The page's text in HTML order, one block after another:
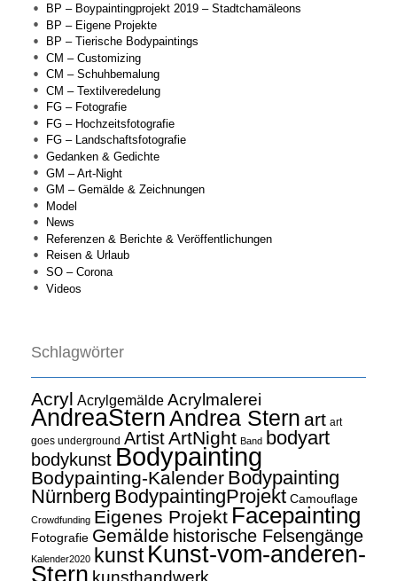
BP – Boypaintingprojekt 2019 – Stadtchamäleons
BP – Eigene Projekte
BP – Tierische Bodypaintings
CM – Customizing
CM – Schuhbemalung
CM – Textilveredelung
FG – Fotografie
FG – Hochzeitsfotografie
FG – Landschaftsfotografie
Gedanken & Gedichte
GM – Art-Night
GM – Gemälde & Zeichnungen
Model
News
Referenzen & Berichte & Veröffentlichungen
Reisen & Urlaub
SO – Corona
Videos
Schlagwörter
Acryl Acrylgemälde Acrylmalerei
AndreaSternAndrea Stern art art
goes underground ArtistArtNight Band bodyart
bodykunst Bodypainting
Bodypainting-Kalender Bodypainting
Nürnberg BodypaintingProjekt Camouflage
Crowdfunding Eigenes Projekt Facepainting
Fotografie Gemälde historische Felsengänge
Kalender2020 kunst Kunst-vom-anderen-
Stern kunsthandwerk